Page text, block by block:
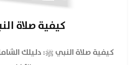
كيفية صلاة
كيفية صلاة النبي ﷺ:دليلك